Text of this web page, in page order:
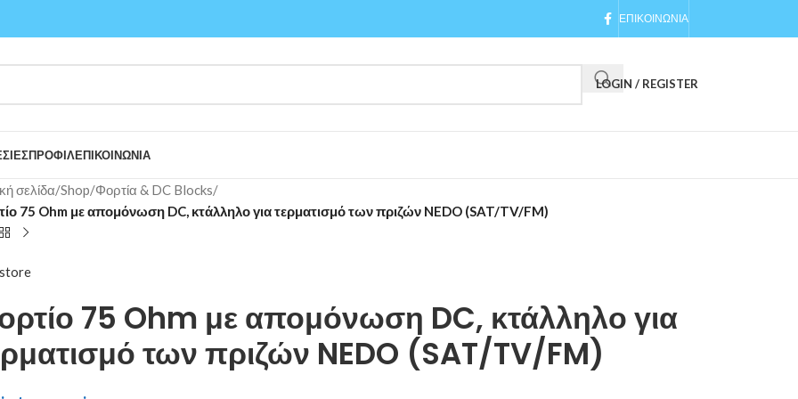
ΕΠΙΚΟΙΝΩΝΙΑ
LOGIN / REGISTER
ΠΡΟΦΙΛΕΠΙΚΟΙΝΩΝΙΑ
σελίδα/Shop/Φορτία & DC Blocks/
75 Ohm με απομόνωση DC, κτάλληλο για τερματισμό των πριζών NEDO (SAT/TV/FM)
75 Ohm με απομόνωση DC, κτάλληλο για
των πριζών NEDO (SAT/TV/FM)